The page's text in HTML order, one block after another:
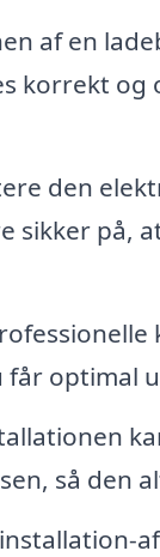
af en
korrekt og
den
sikker på,
optimal
så den